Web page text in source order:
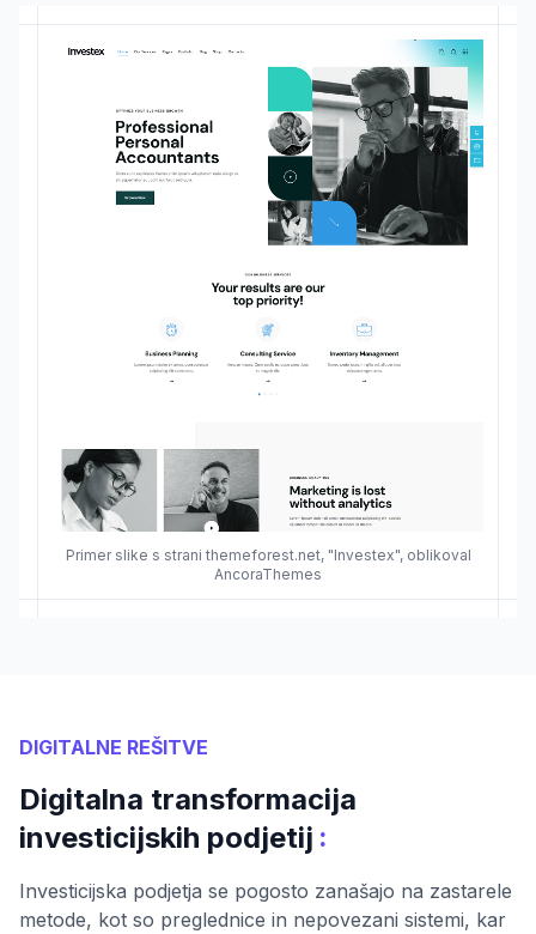
Primer slike s strani themeforest.net, "Investex", oblikoval
AncoraThemes
DIGITALNE REŠITVE
Digitalna transformacija
investicijskih podjetij :
Investicijska podjetja se pogosto zanašajo na zastarele
metode, kot so preglednice in nepovezani sistemi, kar